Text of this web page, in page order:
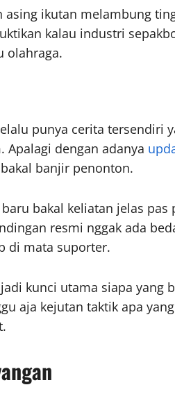
ikutan melambung
kalau industri
olahraga.
punya cerita tersendiri
dengan adanya
banjir penonton.
bakal keliatan jelas pas
resmi nggak ada
di mata suporter.
kunci utama siapa yang
aja kejutan taktik apa